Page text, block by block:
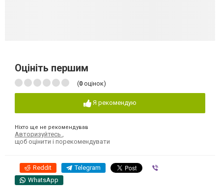
Оцініть першим
(0 оцінок)
Я рекомендую
Ніхто ще не рекомендував
Авторизуйтесь
щоб оцінити і порекомендувати
Reddit Telegram
WhatsApp